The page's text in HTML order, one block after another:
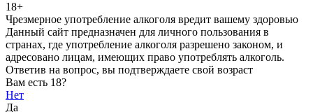
18+
Чрезмерное употребление алкоголя вредит вашему здоровью
Данный сайт предназначен для личного пользования в
странах, где употребление алкоголя разрешено законом, и
адресовано лицам, имеющих право употреблять алкоголь.
Ответив на вопрос, вы подтверждаете свой возраст
Вам есть 18?
Нет
Да